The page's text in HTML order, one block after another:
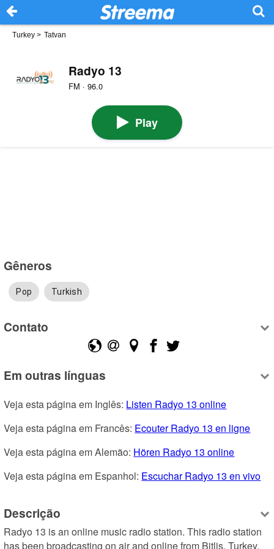
Turkey > Tatvan
Radyo 13
FM · 96.0
Play
Gêneros
Pop Turkish
Contato
Em outras línguas
Veja esta página em Inglês: Listen Radyo 13 online
Veja esta página em Francês: Ecouter Radyo 13 en ligne
Veja esta página em Alemão: Hören Radyo 13 online
Veja esta página em Espanhol: Escuchar Radyo 13 en vivo
Descrição
Radyo 13 is an online music radio station. This radio station
has been broadcasting on air and online from Bitlis, Turkey.